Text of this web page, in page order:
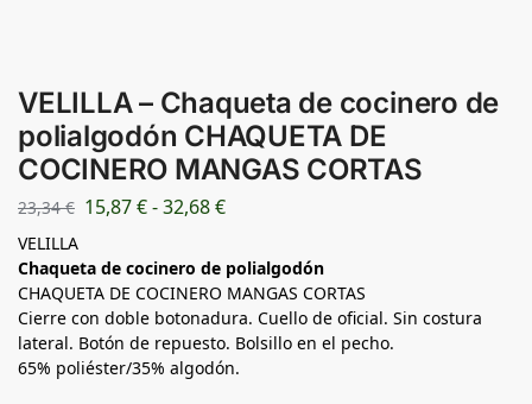
VELILLA – Chaqueta de cocinero de
polialgodón CHAQUETA DE
COCINERO MANGAS CORTAS
23,34€ 15,87€-32,68€
VELILLA
Chaqueta de cocinero de polialgodón
CHAQUETA DE COCINERO MANGAS CORTAS
Cierre con doble botonadura. Cuello de oficial. Sin costura
lateral. Botón de repuesto. Bolsillo en el pecho.
65% poliéster/35% algodón.